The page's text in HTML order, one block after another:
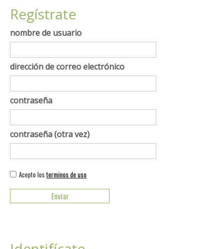
Regístrate
nombre de usuario
dirección de correo electrónico
contraseña
contraseña (otra vez)
Acepto los terminos de uso